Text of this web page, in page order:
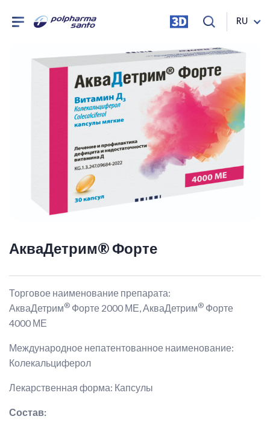
RU
АкваДетрим® Форте
Торговое наименование препарата:
АкваДетрим® Форте 2000 МЕ, АкваДетрим® Форте
4000 МЕ
Международное непатентованное наименование:
Колекальциферол
Лекарственная форма: Капсулы
Состав: